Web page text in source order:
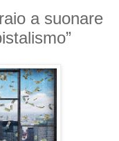
a suonare